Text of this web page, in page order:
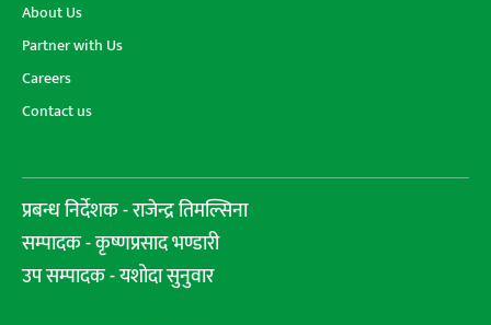
About Us
Partner with Us
Careers
Contact us
प्रबन्ध निर्देशक - राजेन्द्र तिमल्सिना
सम्पादक - कृष्णप्रसाद भण्डारी
उप सम्पादक - यशोदा सुनुवार